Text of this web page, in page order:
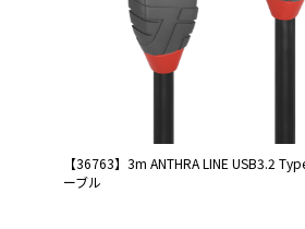
【36763】3m ANTHRA LINE USB3.2
ーブル